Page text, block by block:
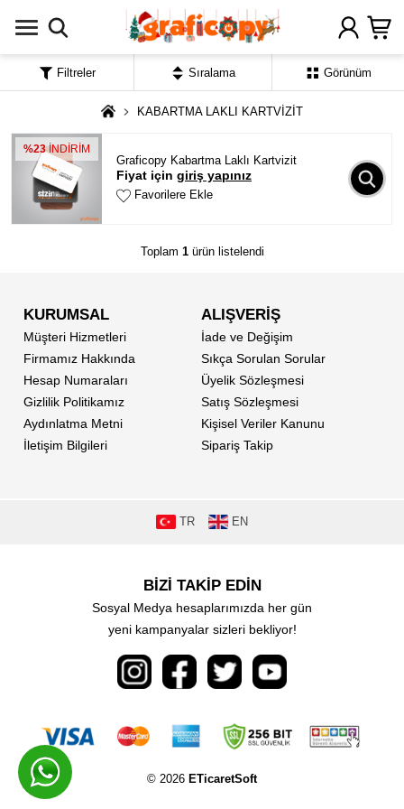
KABARTMA LAKLI KARTVİZİT
%23İNDİRİM
Graficopy Kabartma Laklı Kartvizit
Fiyat için giriş yapınız
Favorilere Ekle
Toplam 1ürün listelendi
KURUMSAL
Müşteri Hizmetleri
Firmamız Hakkında
Hesap Numaraları
Gizlilik Politikamız
Aydınlatma Metni
İletişim Bilgileri
ALIŞVERİŞ
İade ve Değişim
Sıkça Sorulan Sorular
Üyelik Sözleşmesi
Satış Sözleşmesi
Kişisel Veriler Kanunu
Sipariş Takip
TR EN
BİZİ TAKİP EDİN
Sosyal Medya hesaplarımızda her gün
yeni kampanyalar sizleri bekliyor!
© 2026 ETicaretSoft
Filtreler Sıralama Görünüm